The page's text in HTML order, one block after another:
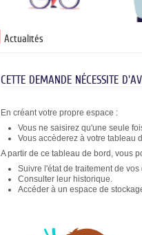
Actualités
CETTE DEMANDE NÉCESSITE
En créant votre propre espace :
Vous ne saisirez qu'une seule
Vous accèderez à votre tableau
A partir de ce tableau de bord, vous
Suivre l'état de traitement de vos
Consulter leur historique.
Accéder à un espace de